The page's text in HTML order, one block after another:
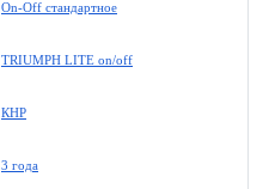
On-Off стандартное
TRIUMPH LITE on/off
КНР
3 года